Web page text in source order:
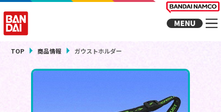
TOP 商品情報 ガウストホルダー